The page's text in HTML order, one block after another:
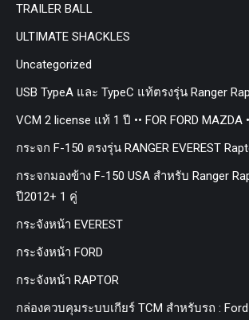
TRAILER BALL
ULTIMATE SHACKLES
Uncategorized
USB TypeA และ TypeC แท้ตรงรุ่น Ranger
VCM 2 license แท้ 1 ปี •• FOR FORD MAZDA
กระจก F-150 ตรงรุ่น RANGER EVEREST
กระจกมองข้าง F-150 USA สำหรับ Ranger
ปี2012+ 1 คู่
กระจังหน้า EVEREST
กระจังหน้า FORD
กระจังหน้า RAPTOR
กล่องควบคุมระบบเกียร์ TCM สำหรับรถ :